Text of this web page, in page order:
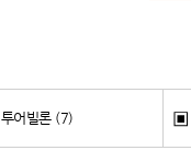
투어빌론 (7)